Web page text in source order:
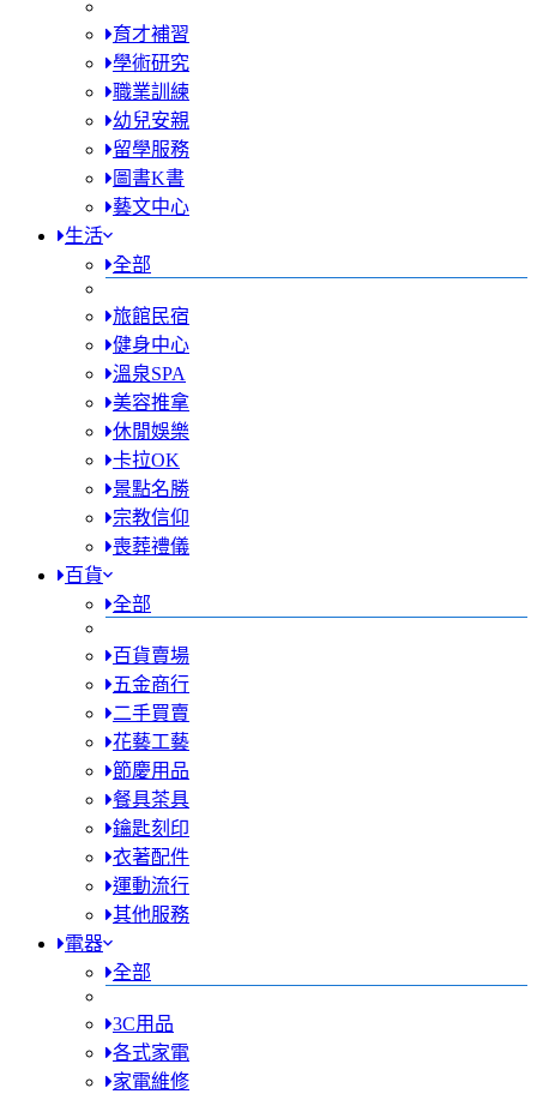
育才補習
學術研究
職業訓練
幼兒安親
留學服務
圖書K書
藝文中心
生活
全部
旅館民宿
健身中心
溫泉SPA
美容推拿
休閒娛樂
卡拉OK
景點名勝
宗教信仰
喪葬禮儀
百貨
全部
百貨賣場
五金商行
二手買賣
花藝工藝
節慶用品
餐具茶具
鑰匙刻印
衣著配件
運動流行
其他服務
電器
全部
3C用品
各式家電
家電維修